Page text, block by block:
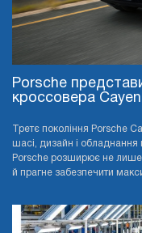
Porsche
кроссовера
Третє покоління Porsche
шасі, дизайн і обладнання
Porsche розширює не лише
й прагне забезпечити